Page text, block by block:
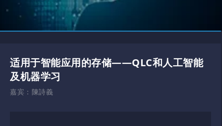
适用于智能应用的存储——QLC和人工智能
及机器学习
嘉宾： 陳詩義